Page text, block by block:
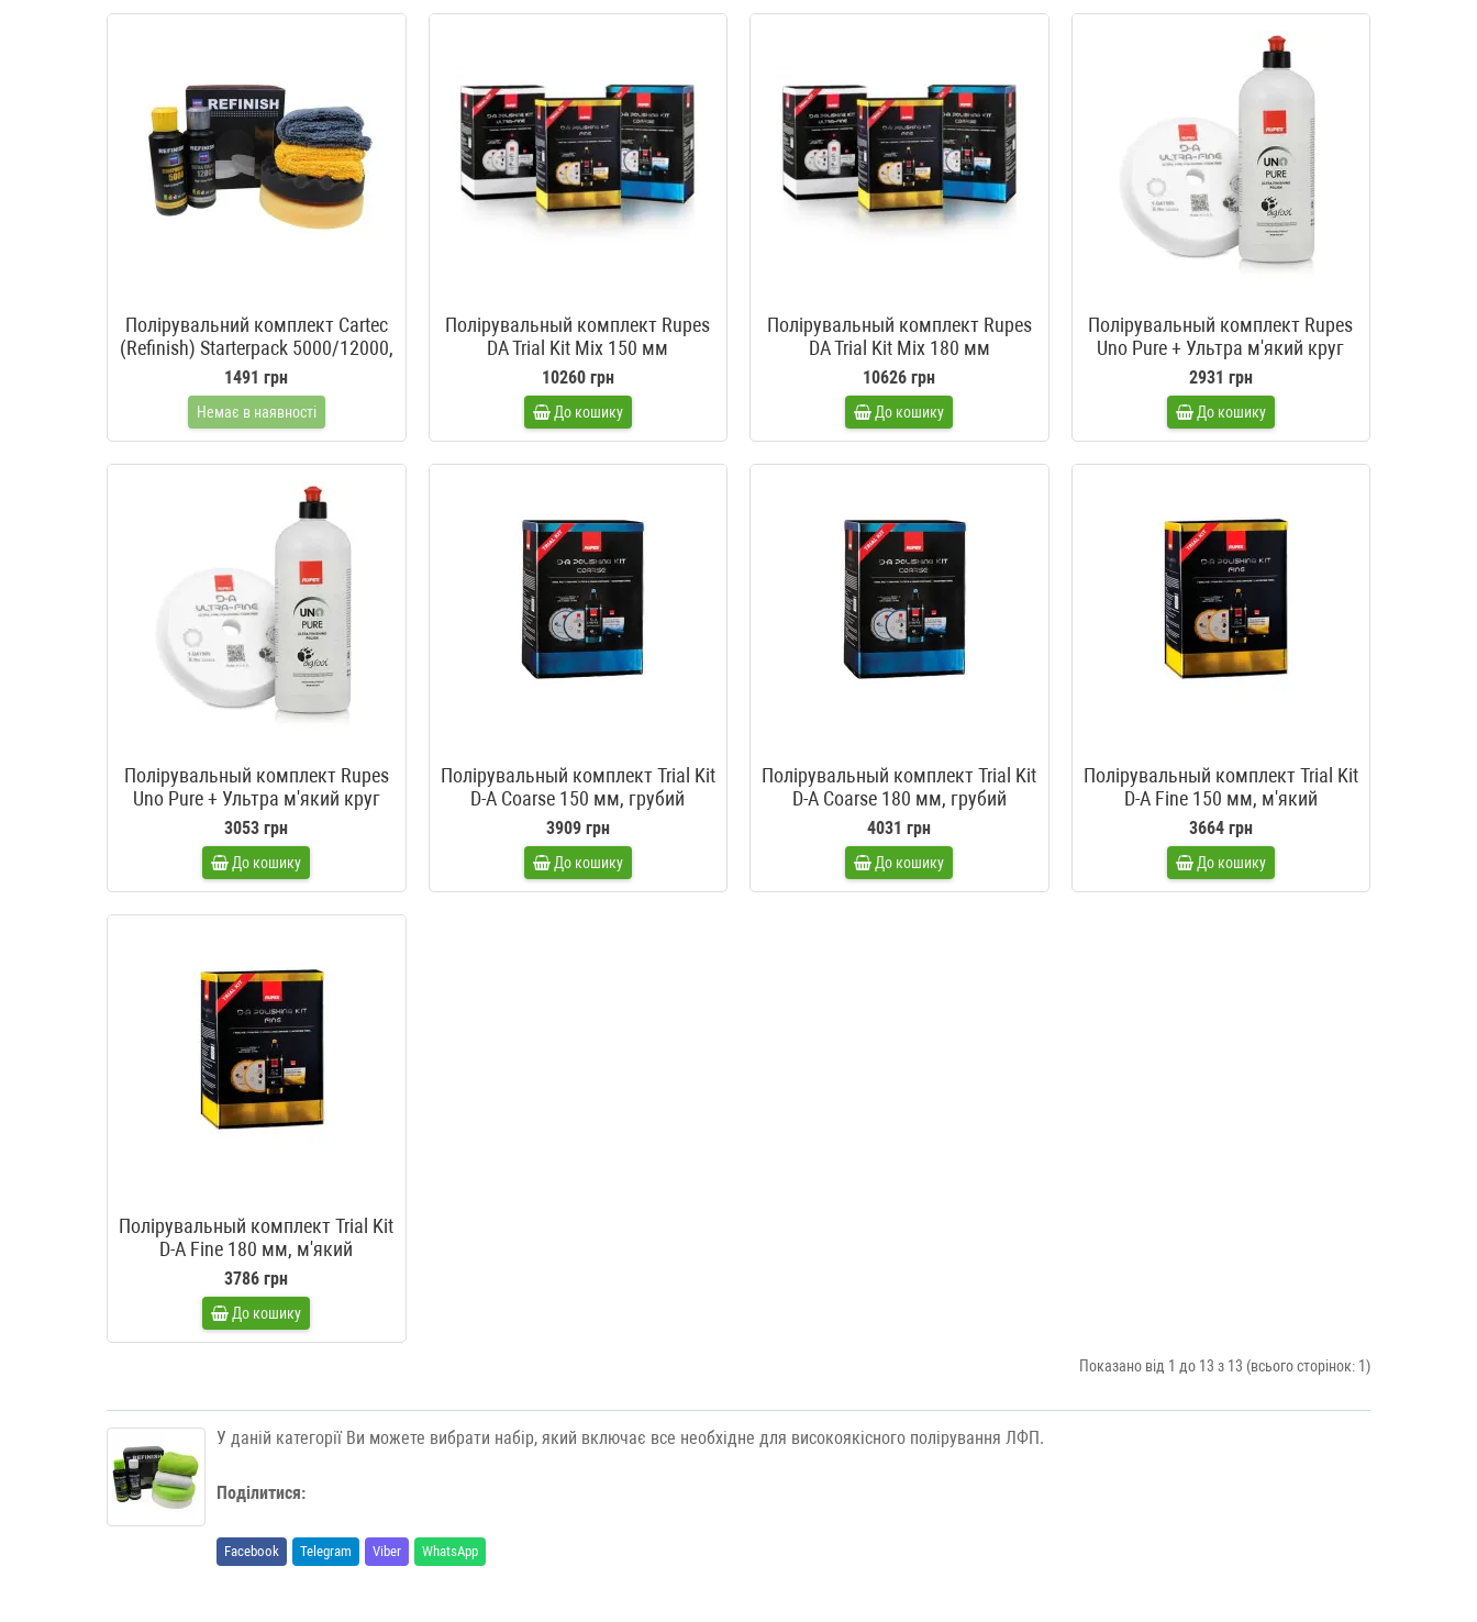
Полірувальний комплект Cartec
(Refinish) Starterpack 5000/12000,
150 мм
1491 грн
Немає в наявності
Полірувальный комплект Rupes
DA Trial Kit Mix 150 мм
10260 грн
До кошику
Полірувальный комплект Rupes
DA Trial Kit Mix 180 мм
10626 грн
До кошику
Полірувальный комплект Rupes
Uno Pure + Ультра м'який круг
Rupes 150 мм
2931 грн
До кошику
Полірувальный комплект Rupes
Uno Pure + Ультра м'який круг
Rupes 180 мм
3053 грн
До кошику
Полірувальный комплект Trial Kit
D-A Coarse 150 мм, грубий
3909 грн
До кошику
Полірувальный комплект Trial Kit
D-A Coarse 180 мм, грубий
4031 грн
До кошику
Полірувальный комплект Trial Kit
D-A Fine 150 мм, м'який
3664 грн
До кошику
Полірувальный комплект Trial Kit
D-A Fine 180 мм, м'який
3786 грн
До кошику
Показано від 1 до 13 з 13 (всього сторінок: 1)
У даній категорії Ви можете вибрати набір, який включає все необхідне для високоякісного полірування ЛФП.
Поділитися:
Facebook Telegram Viber WhatsApp